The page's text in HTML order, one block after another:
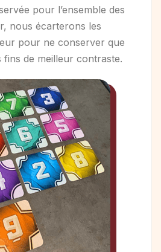
pour l’ensemble des
nous écarterons les
pour ne conserver que
de meilleur contraste.